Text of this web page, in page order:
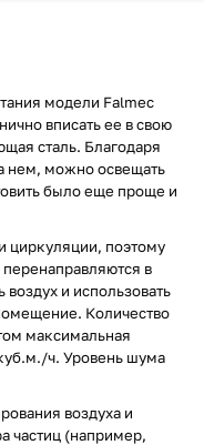
модели Falmec
вписать ее в свою
сталь. Благодаря
нем, можно освещать
было еще проще и
циркуляции, поэтому
в
и использовать
Количество
максимальная
ч. Уровень шума
воздуха и
частиц (например,